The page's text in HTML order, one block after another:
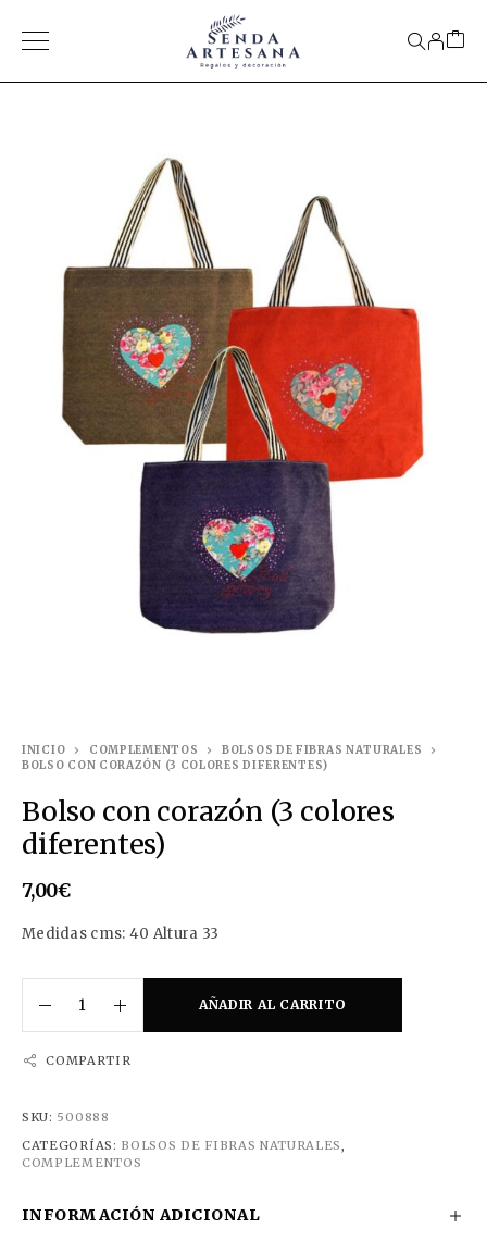
INICIO COMPLEMENTOS
BOLSOS DE FIBRAS NATURALES
BOLSO CON CORAZÓN (3 COLORES DIFERENTES)
Bolso con corazón (3 colores
diferentes)
7,00€
Medidas cms: 40 Altura 33
AÑADIR AL CARRITO
COMPARTIR
SKU: 500888
CATEGORÍAS: BOLSOS DE FIBRAS NATURALES,
COMPLEMENTOS
INFORMACIÓN ADICIONAL